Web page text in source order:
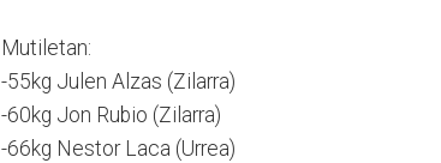
Mutiletan:
-55kg Julen Alzas (Zilarra)
-60kg Jon Rubio (Zilarra)
-66kg Nestor Laca (Urrea)